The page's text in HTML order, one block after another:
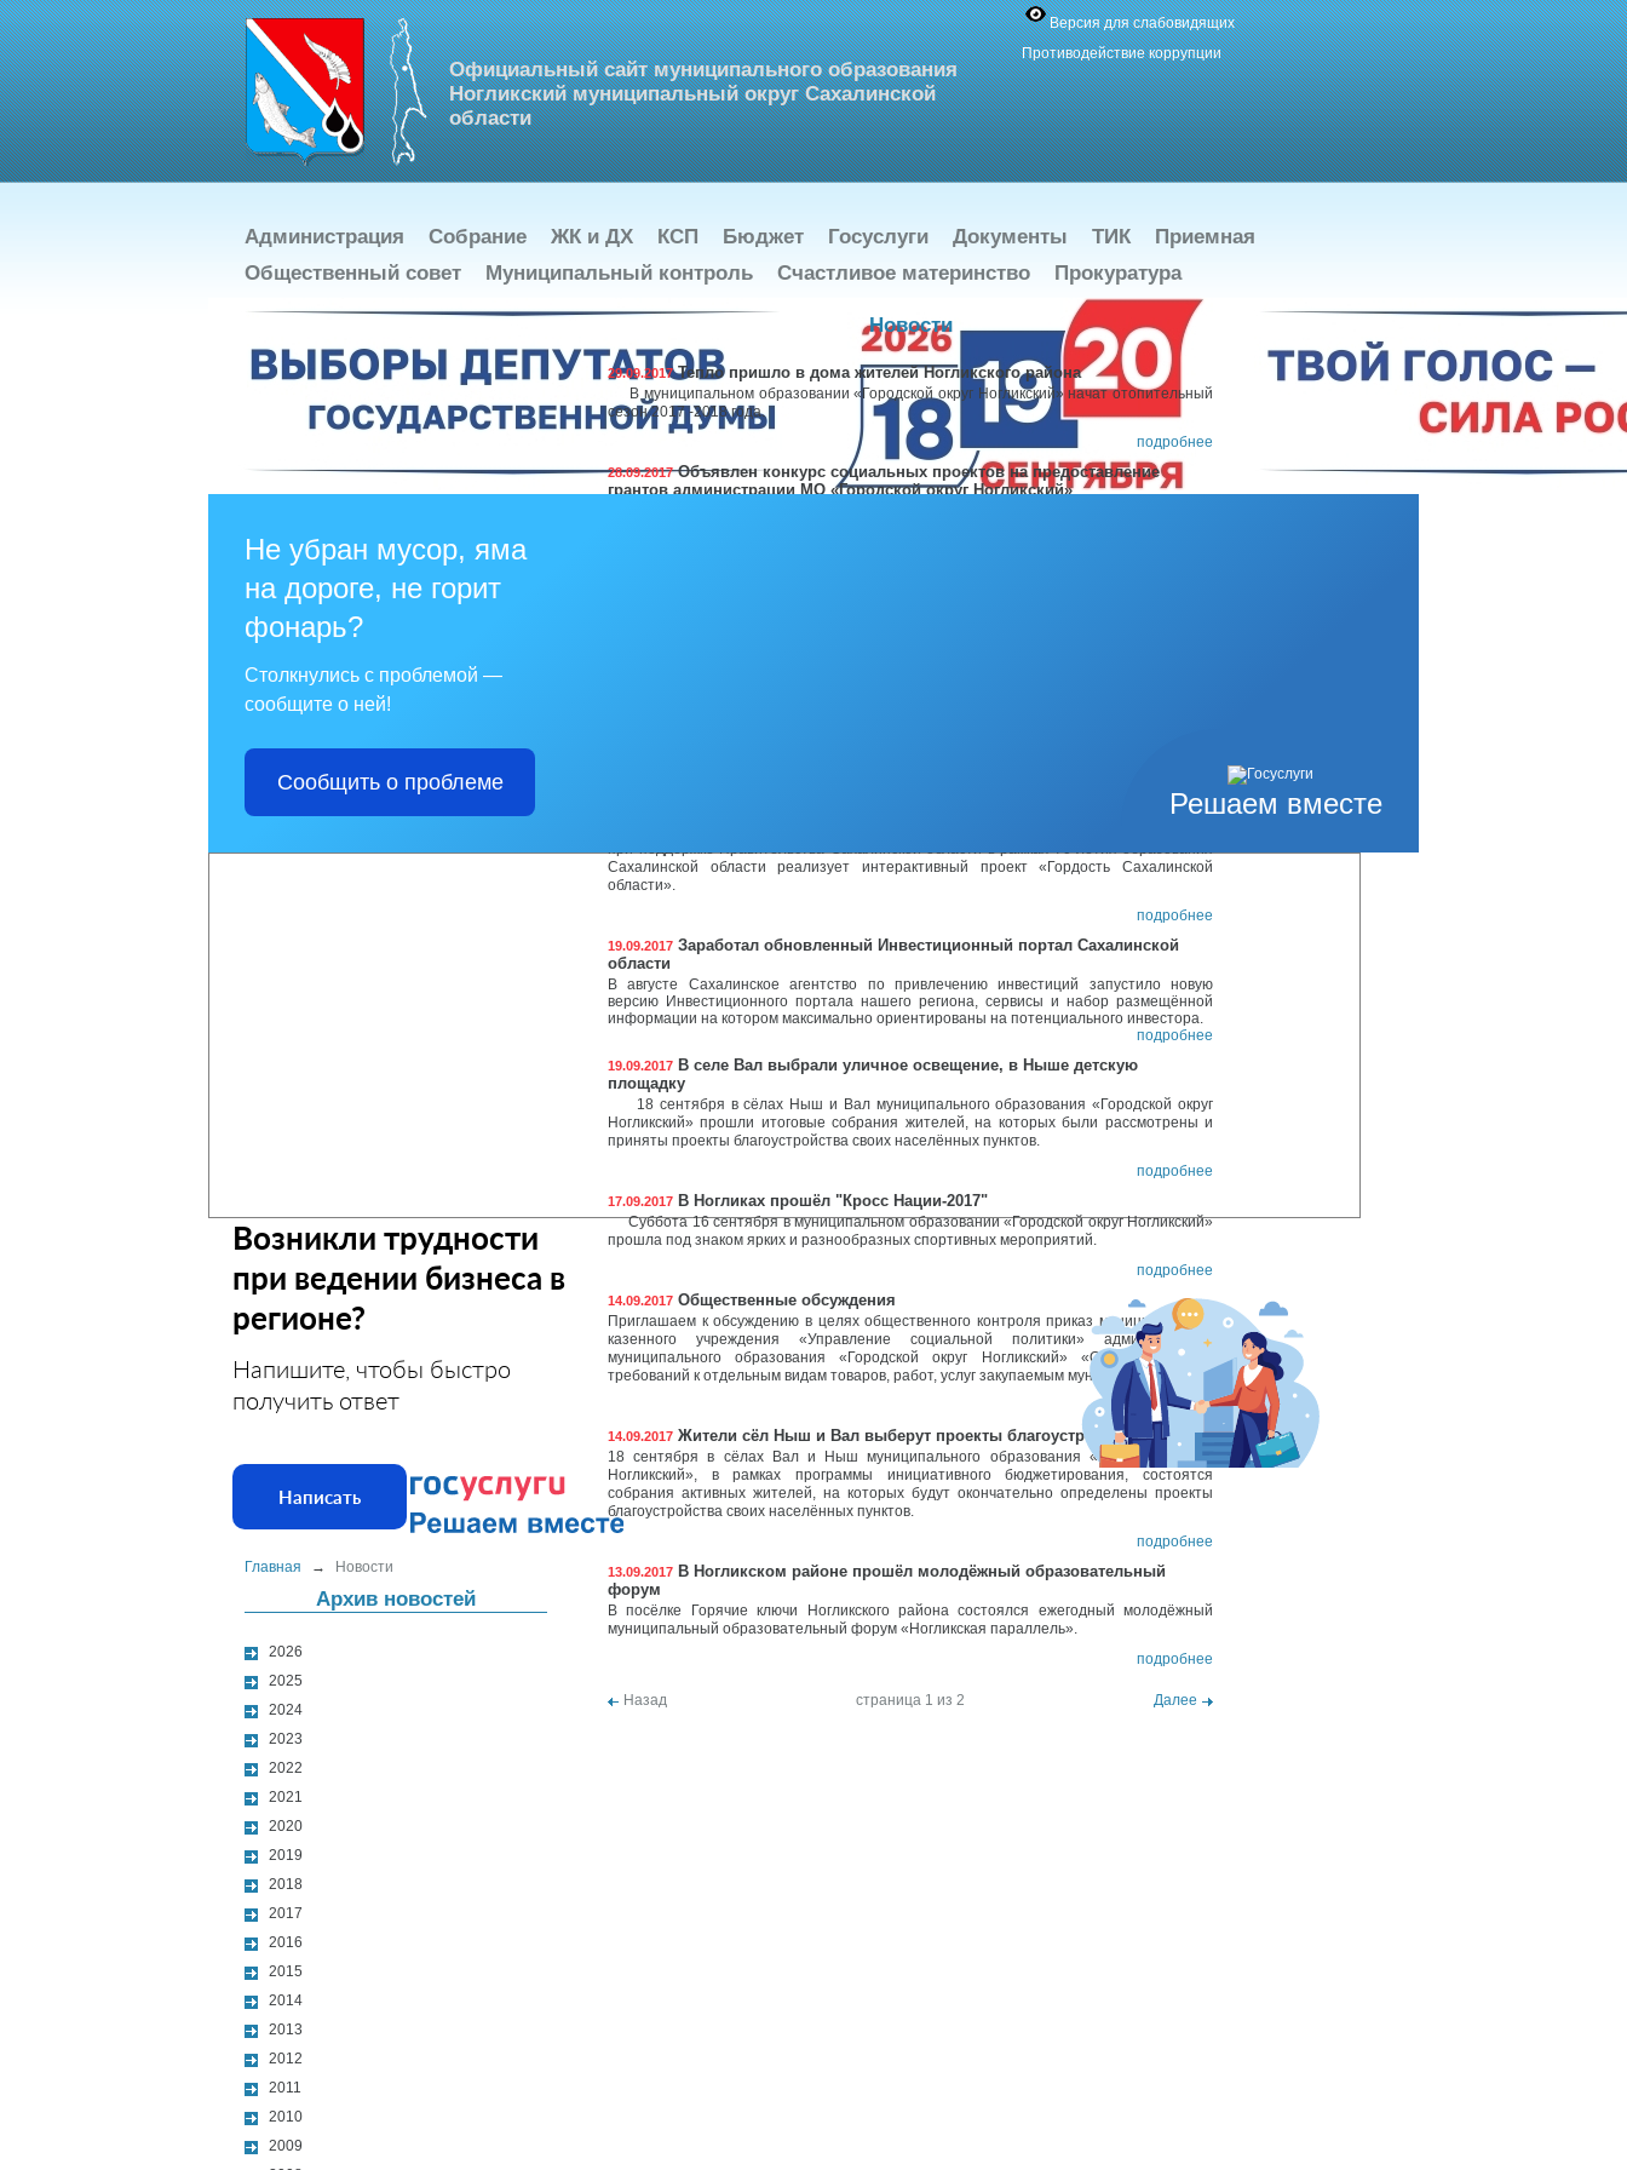
Официальный сайт муниципального образования
Ногликский муниципальный округ Сахалинской
области
Версия для слабовидящих
Противодействие коррупции
Администрация Собрание ЖК и ДХ КСП Бюджет Госуслуги Документы ТИК
Приемная
Общественный совет
Муниципальный контроль Счастливое материнство Прокуратура
Решаем вместе
Не убран мусор, яма
на дороге, не горит
фонарь?
Столкнулись с проблемой —
сообщите о ней!
Сообщить о проблеме
Возникли трудности
при ведении бизнеса в
регионе?
Напишите, чтобы быстро
получить ответ
Написать
Главная → Новости
Архив новостей
2026
2025
2024
2023
2022
2021
2020
2019
2018
2017
2016
2015
2014
2013
2012
2011
2010
2009
Новости
29.09.2017Тепло пришло в дома жителей Ногликского района
В муниципальном образовании «Городской округ Ногликский» начат отопительный
сезон 2017 -2018 года.
подробнее
28.09.2017Объявлен конкурс социальных проектов на предоставление
грантов администрации МО «Городской округ Ногликский»
при поддержке Правительства Сахалинской области в рамках 70-летия образования
Сахалинской области реализует интерактивный проект «Гордость Сахалинской
области».
подробнее
19.09.2017 Заработал обновленный Инвестиционный портал Сахалинской
области
В августе Сахалинское агентство по привлечению инвестиций запустило новую
версию Инвестиционного портала нашего региона, сервисы и набор размещённой
информации на котором максимально ориентированы на потенциального инвестора.
подробнее
19.09.2017 В селе Вал выбрали уличное освещение, в Ныше детскую
площадку
18 сентября в сёлах Ныш и Вал муниципального образования «Городской округ
Ногликский» прошли итоговые собрания жителей, на которых были рассмотрены и
приняты проекты благоустройства своих населённых пунктов.
подробнее
17.09.2017 В Ногликах прошёл "Кросс Нации-2017"
Суббота 16 сентября в муниципальном образовании «Городской округ Ногликский»
прошла под знаком ярких и разнообразных спортивных мероприятий.
подробнее
14.09.2017 Общественные обсуждения
Приглашаем к обсуждению в целях общественного контроля приказ муниципального
казенного учреждения «Управление социальной политики» администрации
муниципального образования «Городской округ Ногликский» «Об утверждении
требований к отдельным видам товаров, работ, услуг закупаемым муниципальным
подробнее
14.09.2017 Жители сёл Ныш и Вал выберут проекты благоустройства
18 сентября в сёлах Вал и Ныш муниципального образования «Городской округ
Ногликский», в рамках программы инициативного бюджетирования, состоятся
собрания активных жителей, на которых будут окончательно определены проекты
благоустройства своих населённых пунктов.
подробнее
13.09.2017 В Ногликском районе прошёл молодёжный образовательный
форум
В посёлке Горячие ключи Ногликского района состоялся ежегодный молодёжный
муниципальный образовательный форум «Ногликская параллель».
подробнее
Назад страница 1 из 2 Далее